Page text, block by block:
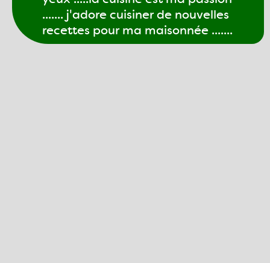
....... j'adore cuisiner de nouvelles
recettes pour ma maisonnée .......